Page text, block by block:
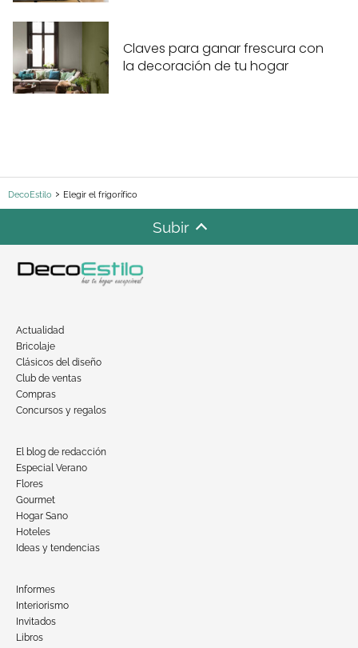
Claves para ganar frescura con
la decoración de tu hogar
DecoEstilo Elegir el frigorífico
Subir
Actualidad
Bricolaje
Clásicos del diseño
Club de ventas
Compras
Concursos y regalos
El blog de redacción
Especial Verano
Flores
Gourmet
Hogar Sano
Hoteles
Ideas y tendencias
Informes
Interiorismo
Invitados
Libros